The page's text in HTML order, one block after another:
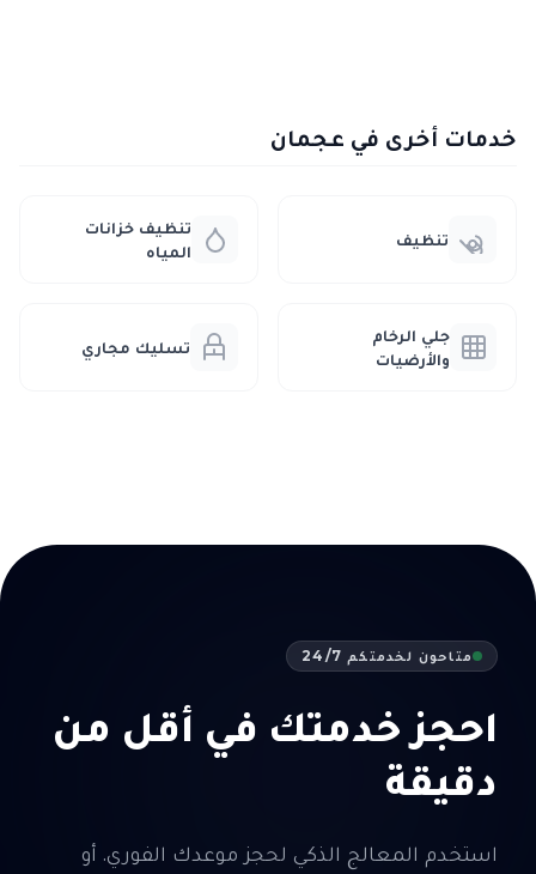
خدمات أخرى في عجمان
تنظيف
تنظيف خزانات
المياه
جلي الرخام
والأرضيات
تسليك مجاري
متاحون لخدمتكم 24/7
احجز خدمتك في أقل من
دقيقة
استخدم المعالج الذكي لحجز موعدك الفوري. أو